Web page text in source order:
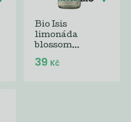
Bio Isis
limonáda
blossom...
39 Kč